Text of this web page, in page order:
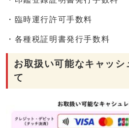
・臨時運行許可手数料
・各種税証明書発行手数料
お取扱い可能なキャッシ
て